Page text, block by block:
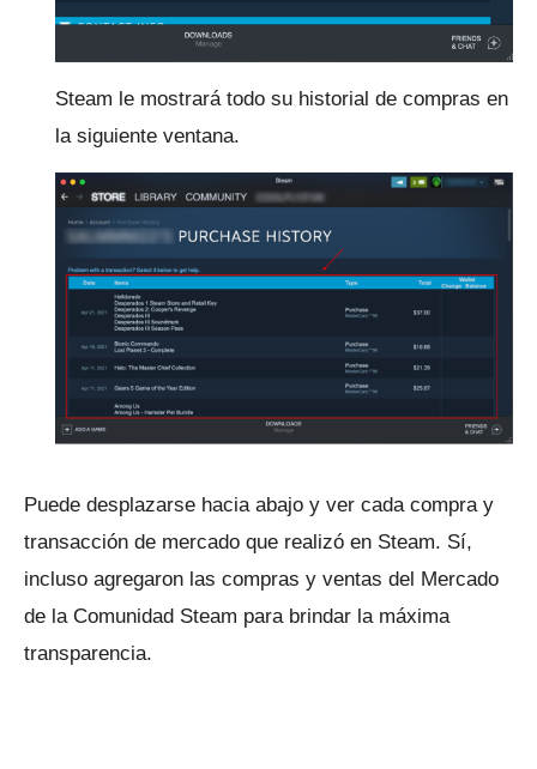
Steam le mostrará todo su historial de compras en
la siguiente ventana.
Puede desplazarse hacia abajo y ver cada compra y
transacción de mercado que realizó en Steam. Sí,
incluso agregaron las compras y ventas del Mercado
de la Comunidad Steam para brindar la máxima
transparencia.